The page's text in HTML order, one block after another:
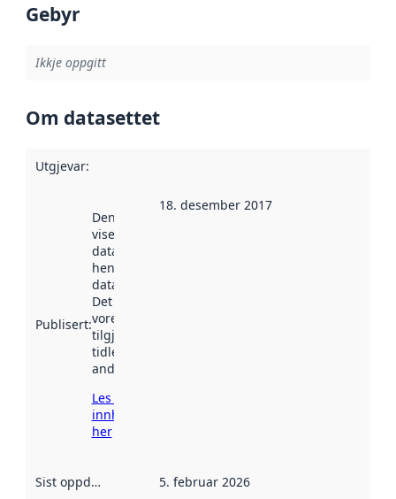
Gebyr
Ikkje oppgitt
Om datasettet
Utgjevar:
Publisert:
Denne datoen
viser når
datasettet vart
henta inn av
data.norge.no.
Det kan ha
vore
tilgjengeleg
tidlegare
andre stader.
Les meir om
innhenting
her
18. desember 2017
Sist oppdatert 5. februar 2026